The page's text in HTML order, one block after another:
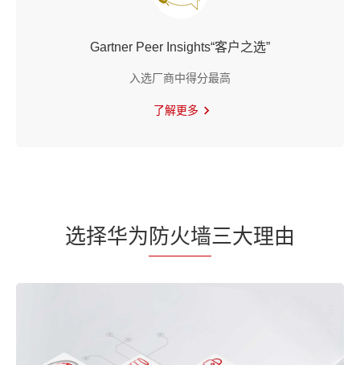
Gartner Peer Insights“客户之选”
入选厂商中得分最高
了解更多
选择华为 防火墙三大理由